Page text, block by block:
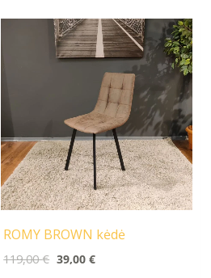
ROMY BROWN kėdė
119,00€
Original
price
was:
39,00€
Current
price
is:
39,00 €.